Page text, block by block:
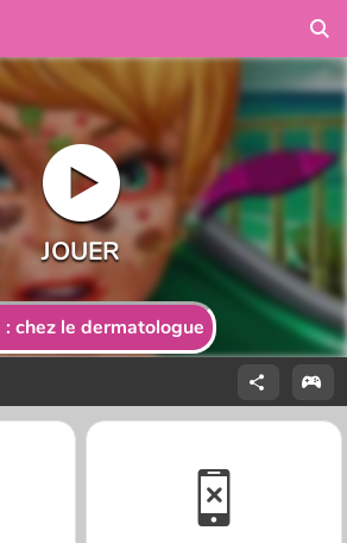
: chez le dermatologue